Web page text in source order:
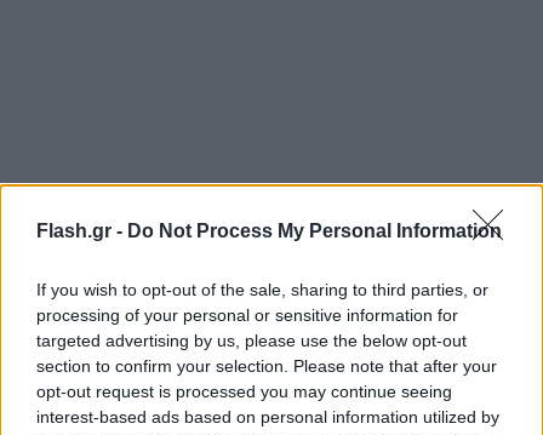
Flash.gr - Do Not Process My Personal Information
If you wish to opt-out of the sale, sharing to third parties, or
processing of your personal or sensitive information for
targeted advertising by us, please use the below opt-out
section to confirm your selection. Please note that after your
opt-out request is processed you may continue seeing
interest-based ads based on personal information utilized by